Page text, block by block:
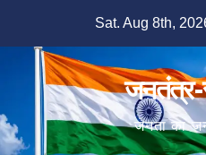
content
Sat. Aug 8th,
जनता का